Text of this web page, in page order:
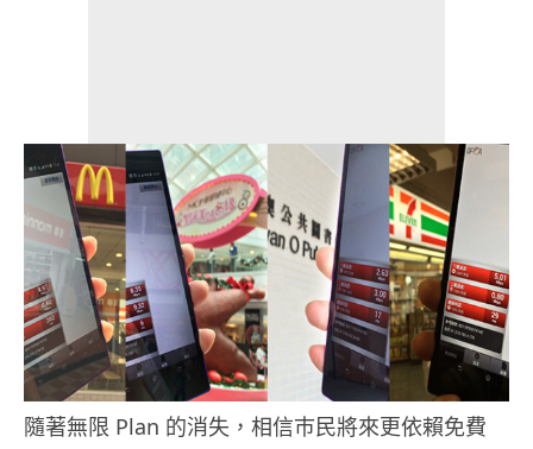
隨著無限 Plan 的消失，相信巿民將來更依賴免費